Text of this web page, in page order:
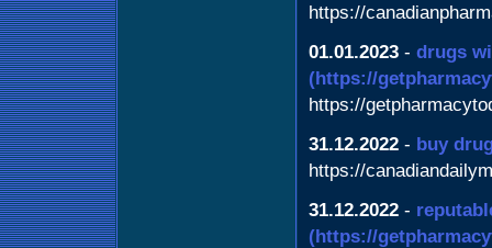
https://
01.01.2023 - drugs
(https://
https://
31.12.2022 - buy
https://
31.12.2022 -
(https://